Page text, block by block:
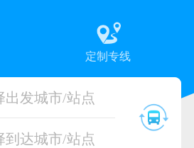
定制专线
出发城市/站点
到达城市/站点